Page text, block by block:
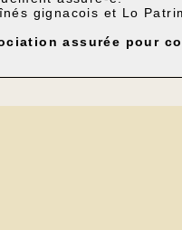
gignacois et Lo
assurée pour